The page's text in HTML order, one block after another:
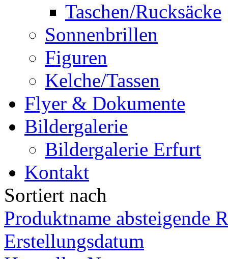
Taschen/Rucksäcke
Sonnenbrillen
Figuren
Kelche/Tassen
Flyer & Dokumente
Bildergalerie
Bildergalerie Erfurt
Kontakt
Sortiert nach
Produktname absteigende
Erstellungsdatum